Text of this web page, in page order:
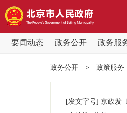
要闻动态 政务公开 政务服
党中央精
政务公开 > 政策服务
[发文字号] 京政发